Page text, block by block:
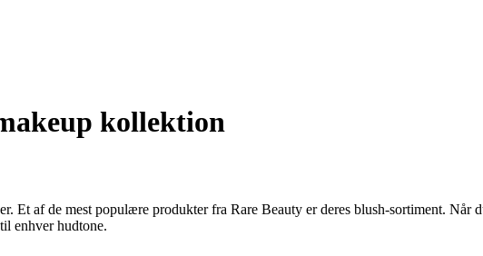
kollektion
Et af de mest populære produkter fra Rare Beauty er deres blush-sortiment. Når
enhver hudtone.